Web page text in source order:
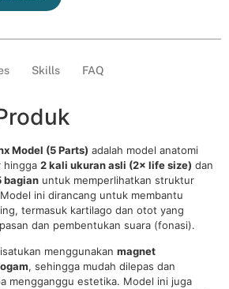
Skills FAQ
Model (5 Parts) adalah model anatomi
hingga 2 kali ukuran asli (2× life size) dan
bagian untuk memperlihatkan struktur
ini dirancang untuk membantu
termasuk kartilago dan otot yang
dan pembentukan suara (fonasi).
menggunakan magnet
, sehingga mudah dilepas dan
mengganggu estetika. Model ini juga